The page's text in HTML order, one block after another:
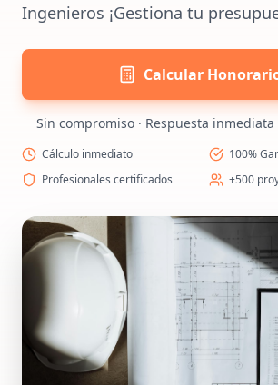
Ingenieros ¡Gestiona tu
Calcular
Sin compromiso · Respuesta inmediata
Cálculo inmediato
100%
Profesionales certificados
+500